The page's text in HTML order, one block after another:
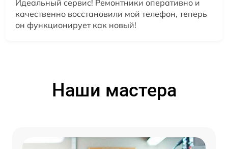
Идеальный сервис! Ремонтники оперативно и
качественно восстановили мой телефон, теперь
он функционирует как новый!
Наши мастера